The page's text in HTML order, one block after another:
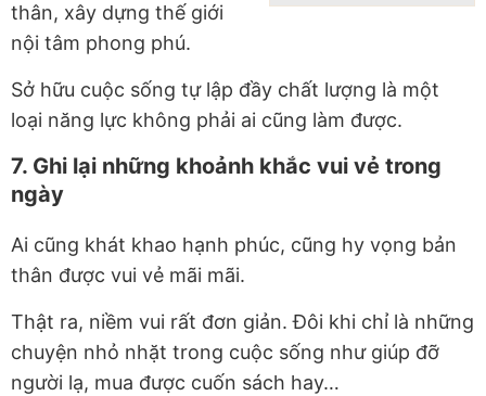
thân, xây dựng thế giới
nội tâm phong phú.
Sở hữu cuộc sống tự lập đầy chất lượng là một
loại năng lực không phải ai cũng làm được.
7. Ghi lại những khoảnh khắc vui vẻ trong
ngày
Ai cũng khát khao hạnh phúc, cũng hy vọng bản
thân được vui vẻ mãi mãi.
Thật ra, niềm vui rất đơn giản. Đôi khi chỉ là những
chuyện nhỏ nhặt trong cuộc sống như giúp đỡ
người lạ, mua được cuốn sách hay…